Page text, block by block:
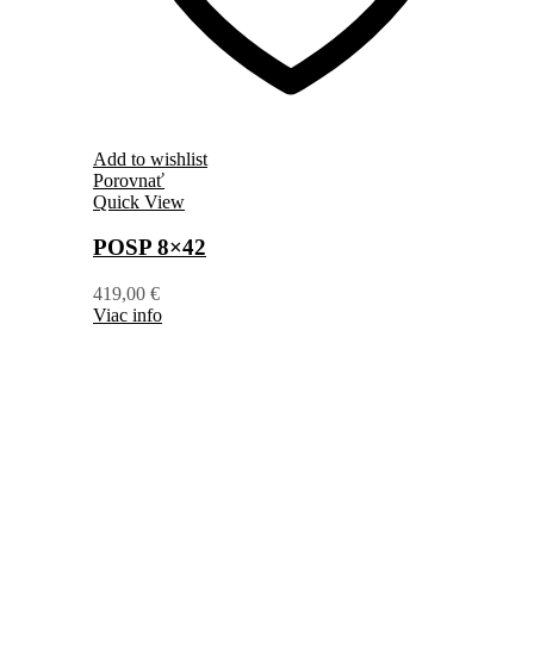
Add to wishlist
Porovnať
Quick View
POSP 8×42
419,00 €
Viac info